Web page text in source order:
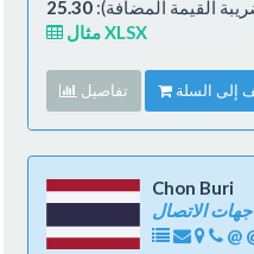
القيمة المضافة):
مثال XLSX
تفاصيل إلى السلة
Chon Buri
جهات الاتصال
@